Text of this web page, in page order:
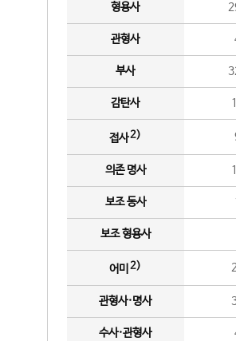
형용사
관형사
부사
감탄사
접사2)
의존 명사
보조 동사
보조 형용사
어미 2)
관형사·명사
수사·관형사